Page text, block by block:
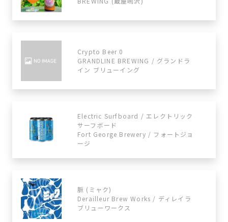
Crypto Beer 0
GRANDLINE BREWING / グランドラ
イン ブリューイング
Electric Surfboard / エレクトリック
サーフボード
Fort George Brewery / フォートジョ
ージ
脈 (ミャク)
Derailleur Brew Works / ディレイラ
ブリューワークス